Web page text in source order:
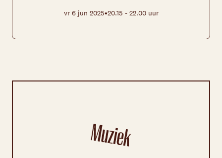
vr 6 jun 2025•20.15 - 22.00 uur